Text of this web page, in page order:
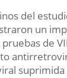
del
un
de
suprimida